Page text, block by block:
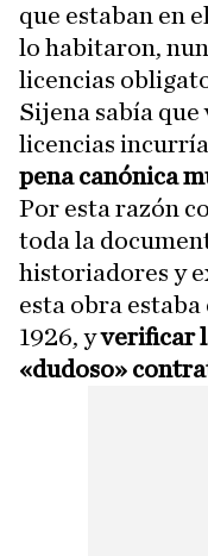
que estaban en
lo habitaron,
licencias
Sijena sabía que
licencias
pena canónica
Por esta razón
toda la
historiadores y
esta obra estaba
1926, yverificar
«dudoso»